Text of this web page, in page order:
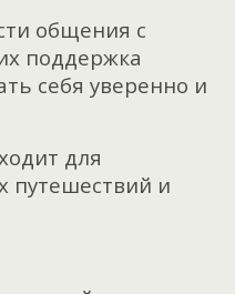
общения с
поддержка
себя уверенно и
для
путешествий и